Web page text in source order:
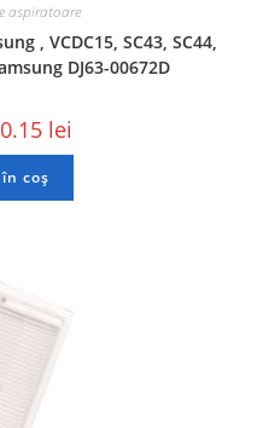
aspiratoare
, VCDC15, SC43, SC44,
DJ63-00672D
lei
coș